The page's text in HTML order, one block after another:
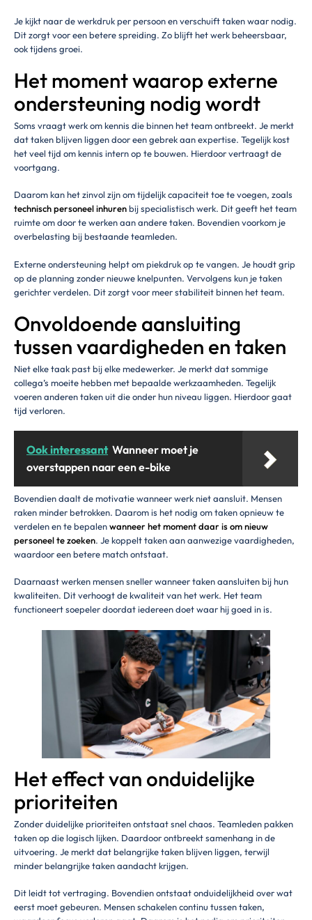
Je kijkt naar de werkdruk per persoon en verschuift taken waar nodig.
Dit zorgt voor een betere spreiding. Zo blijft het werk beheersbaar,
ook tijdens groei.
Het moment waarop externe
ondersteuning nodig wordt
Soms vraagt werk om kennis die binnen het team ontbreekt. Je merkt
dat taken blijven liggen door een gebrek aan expertise. Tegelijk kost
het veel tijd om kennis intern op te bouwen. Hierdoor vertraagt de
voortgang.
Daarom kan het zinvol zijn om tijdelijk capaciteit toe te voegen, zoals
technisch personeel inhurenbij specialistisch werk. Dit geeft het team
ruimte om door te werken aan andere taken. Bovendien voorkom je
overbelasting bij bestaande teamleden.
Externe ondersteuning helpt om piekdruk op te vangen. Je houdt grip
op de planning zonder nieuwe knelpunten. Vervolgens kun je taken
gerichter verdelen. Dit zorgt voor meer stabiliteit binnen het team.
Onvoldoende aansluiting
tussen vaardigheden en taken
Niet elke taak past bij elke medewerker. Je merkt dat sommige
collega’s moeite hebben met bepaalde werkzaamheden. Tegelijk
voeren anderen taken uit die onder hun niveau liggen. Hierdoor gaat
tijd verloren.
Ook interessant Wanneer moet je
overstappen naar een e-bike
Bovendien daalt de motivatie wanneer werk niet aansluit. Mensen
raken minder betrokken. Daarom is het nodig om taken opnieuw te
verdelen en te bepalenwanneer het moment daar is om nieuw
personeel te zoeken. Je koppelt taken aan aanwezige vaardigheden,
waardoor een betere match ontstaat.
Daarnaast werken mensen sneller wanneer taken aansluiten bij hun
kwaliteiten. Dit verhoogt de kwaliteit van het werk. Het team
functioneert soepeler doordat iedereen doet waar hij goed in is.
Het effect van onduidelijke
prioriteiten
Zonder duidelijke prioriteiten ontstaat snel chaos. Teamleden pakken
taken op die logisch lijken. Daardoor ontbreekt samenhang in de
uitvoering. Je merkt dat belangrijke taken blijven liggen, terwijl
minder belangrijke taken aandacht krijgen.
Dit leidt tot vertraging. Bovendien ontstaat onduidelijkheid over wat
eerst moet gebeuren. Mensen schakelen continu tussen taken,